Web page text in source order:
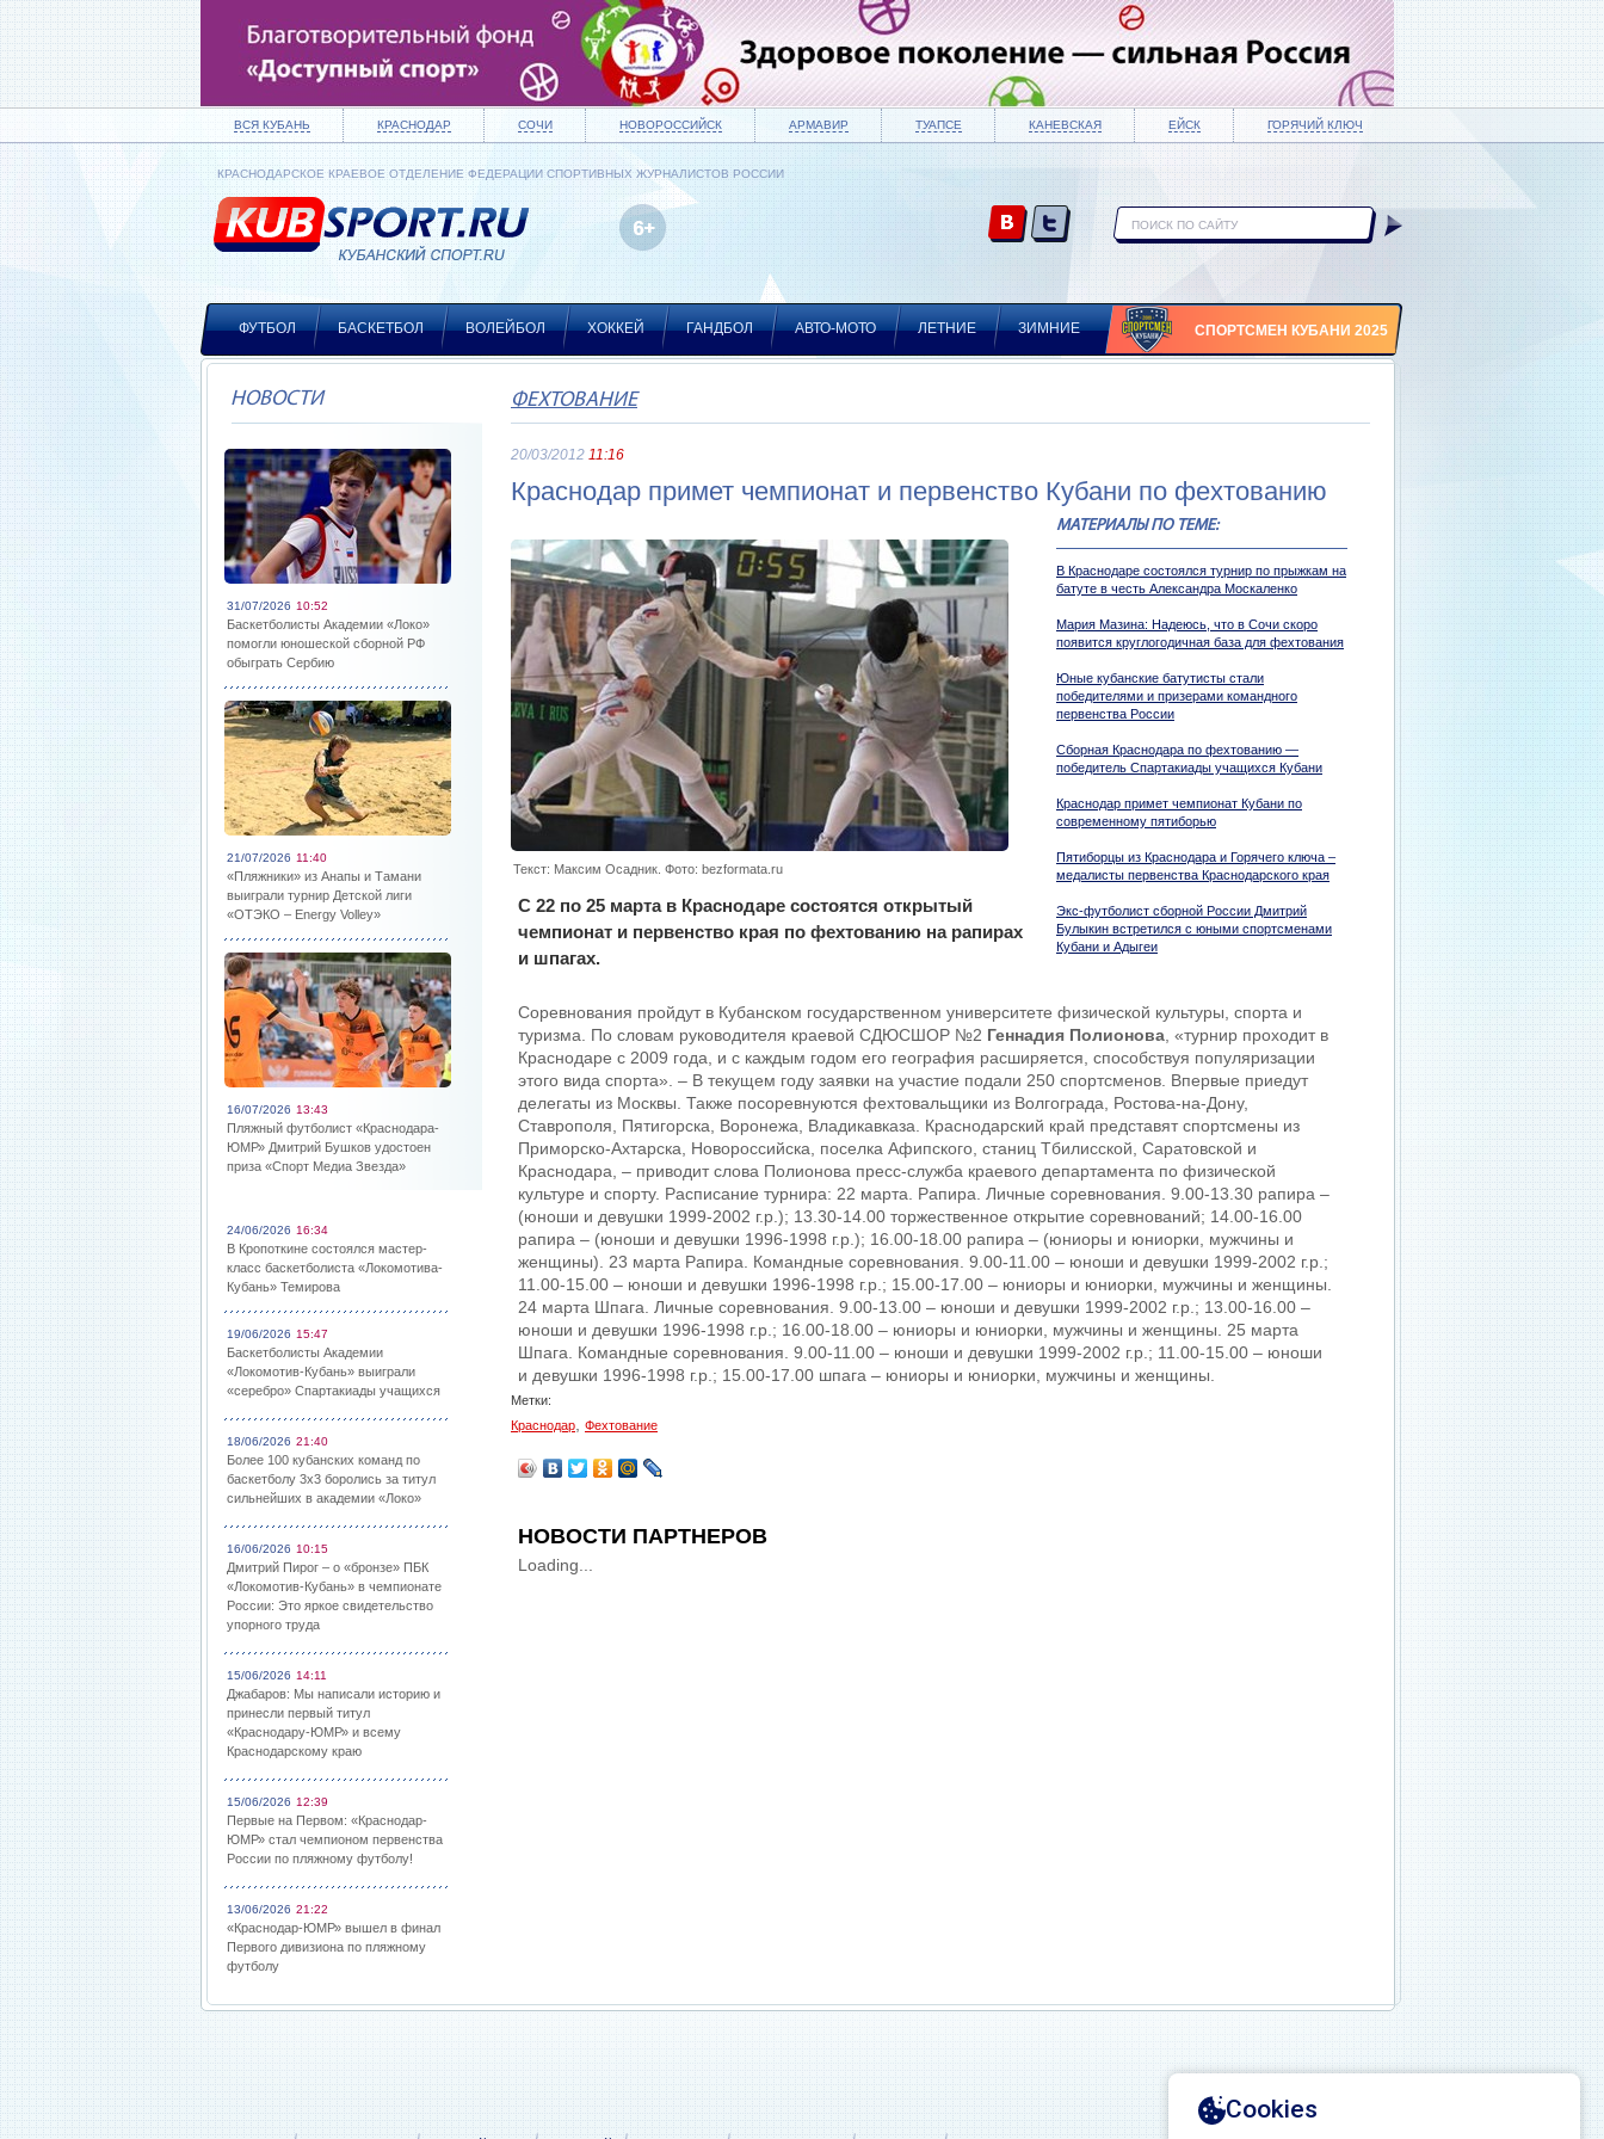
ВСЯ КУБАНЬ КРАСНОДАР СОЧИ НОВОРОССИЙСК АРМАВИР ТУАПСЕ КАНЕВСКАЯ ЕЙСК ГОРЯЧИЙ КЛЮЧ
КРАСНОДАРСКОЕ КРАЕВОЕ ОТДЕЛЕНИЕ ФЕДЕРАЦИИ СПОРТИВНЫХ ЖУРНАЛИСТОВ РОССИИ
ФУТБОЛ БАСКЕТБОЛ ВОЛЕЙБОЛ ХОККЕЙ ГАНДБОЛ АВТО-МОТО ЛЕТНИЕ ЗИМНИЕ СПОРТСМЕН КУБАНИ 2025
НОВОСТИ
31/07/2026 10:52
Баскетболисты Академии «Локо»
помогли юношеской сборной РФ
обыграть Сербию
21/07/2026 11:40
«Пляжники» из Анапы и Тамани
выиграли турнир Детской лиги
«ОТЭКО – Energy Volley»
16/07/2026 13:43
Пляжный футболист «Краснодара-
ЮМР» Дмитрий Бушков удостоен
приза «Спорт Медиа Звезда»
24/06/2026 16:34
В Кропоткине состоялся мастер-
класс баскетболиста «Локомотива-
Кубань» Темирова
19/06/2026 15:47
Баскетболисты Академии
«Локомотив-Кубань» выиграли
«серебро» Спартакиады учащихся
18/06/2026 21:40
Более 100 кубанских команд по
баскетболу 3х3 боролись за титул
сильнейших в академии «Локо»
16/06/2026 10:15
Дмитрий Пирог – о «бронзе» ПБК
«Локомотив-Кубань» в чемпионате
России: Это яркое свидетельство
упорного труда
15/06/2026 14:11
Джабаров: Мы написали историю и
принесли первый титул
«Краснодару-ЮМР» и всему
Краснодарскому краю
15/06/2026 12:39
Первые на Первом: «Краснодар-
ЮМР» стал чемпионом первенства
России по пляжному футболу!
13/06/2026 21:22
«Краснодар-ЮМР» вышел в финал
Первого дивизиона по пляжному
футболу
ФЕХТОВАНИЕ
20/03/2012 11:16
Краснодар примет чемпионат и первенство Кубани по фехтованию
МАТЕРИАЛЫ ПО ТЕМЕ:
В Краснодаре состоялся турнир по прыжкам на
батуте в честь Александра Москаленко
Мария Мазина: Надеюсь, что в Сочи скоро
появится круглогодичная база для фехтования
Юные кубанские батутисты стали
победителями и призерами командного
первенства России
Сборная Краснодара по фехтованию —
победитель Спартакиады учащихся Кубани
Краснодар примет чемпионат Кубани по
современному пятиборью
Пятиборцы из Краснодара и Горячего ключа –
медалисты первенства Краснодарского края
Экс-футболист сборной России Дмитрий
Булыкин встретился с юными спортсменами
Кубани и Адыгеи
Текст: Максим Осадник. Фото: bezformata.ru
С 22 по 25 марта в Краснодаре состоятся открытый
чемпионат и первенство края по фехтованию на рапирах
и шпагах.
Соревнования пройдут в Кубанском государственном университете физической культуры, спорта и
туризма. По словам руководителя краевой СДЮСШОР №2 Геннадия Полионова , «турнир проходит в
Краснодаре с 2009 года, и с каждым годом его география расширяется, способствуя популяризации
этого вида спорта». – В текущем году заявки на участие подали 250 спортсменов. Впервые приедут
делегаты из Москвы. Также посоревнуются фехтовальщики из Волгограда, Ростова-на-Дону,
Ставрополя, Пятигорска, Воронежа, Владикавказа. Краснодарский край представят спортсмены из
Приморско-Ахтарска, Новороссийска, поселка Афипского, станиц Тбилисской, Саратовской и
Краснодара, – приводит слова Полионова пресс-служба краевого департамента по физической
культуре и спорту. Расписание турнира: 22 марта. Рапира. Личные соревнования. 9.00-13.30 рапира –
(юноши и девушки 1999-2002 г.р.); 13.30-14.00 торжественное открытие соревнований; 14.00-16.00
рапира – (юноши и девушки 1996-1998 г.р.); 16.00-18.00 рапира – (юниоры и юниорки, мужчины и
женщины). 23 марта Рапира. Командные соревнования. 9.00-11.00 – юноши и девушки 1999-2002 г.р.;
11.00-15.00 – юноши и девушки 1996-1998 г.р.; 15.00-17.00 – юниоры и юниорки, мужчины и женщины.
24 марта Шпага. Личные соревнования. 9.00-13.00 – юноши и девушки 1999-2002 г.р.; 13.00-16.00 –
юноши и девушки 1996-1998 г.р.; 16.00-18.00 – юниоры и юниорки, мужчины и женщины. 25 марта
Шпага. Командные соревнования. 9.00-11.00 – юноши и девушки 1999-2002 г.р.; 11.00-15.00 – юноши
и девушки 1996-1998 г.р.; 15.00-17.00 шпага – юниоры и юниорки, мужчины и женщины.
Метки:
Краснодар
Фехтование
НОВОСТИ ПАРТНЕРОВ
Loading...